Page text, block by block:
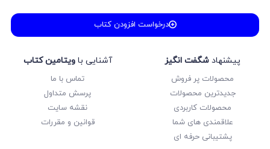
پیشنهاد شگفت انگیز
محصولات پر فروش
جدیدترین محصولات
محصولات کاربردی
علاقمندی های شما
پشتیبانی حرفه ای
آشنایی باویتامین کتاب
تماس با ما
پرسش متداول
نقشه سایت
قوانین و مقررات
درخواست افزودن کتاب